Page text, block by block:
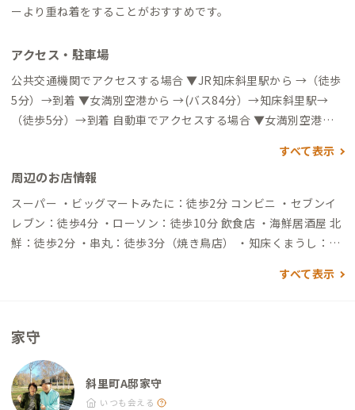
ーより重ね着をすることがおすすめです。
アクセス・駐車場
公共交通機関でアクセスする場合 ▼JR知床斜里駅から →（徒歩
5分）→到着 ▼女満別空港から →(バス84分）→知床斜里駅→
（徒歩5分）→到着 自動車でアクセスする場合 ▼女満別空港か
リックスレンタカーをはじめ、各社ありますのでレンタカーを
検討される方は空港周辺で借りることをおすすめします
すべて表示
周辺のお店情報
スーパー ・ビッグマートみたに：徒歩2分 コンビニ ・セブンイ
レブン：徒歩4分 ・ローソン：徒歩10分 飲食店 ・海鮮居酒屋 北
鮮：徒歩2分 ・串丸：徒歩3分（焼き鳥店） ・知床くまうし：徒
5分（料理とワイン） ・しれとこ来々軒：徒歩7分（ラーメン）
インランドリーつちはし：徒歩10分 ・コインランドリーシドニ
すべて表示
家守
斜里町A邸家守
いつも会える